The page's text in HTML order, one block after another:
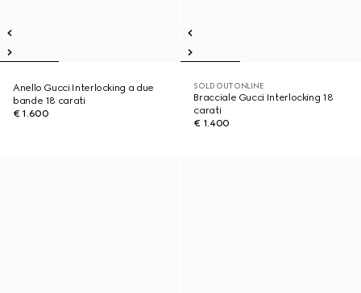
Anello Gucci Interlocking a due
bande 18 carati
€ 1.600
SOLD OUT ONLINE
Bracciale Gucci Interlocking 18
carati
€ 1.400